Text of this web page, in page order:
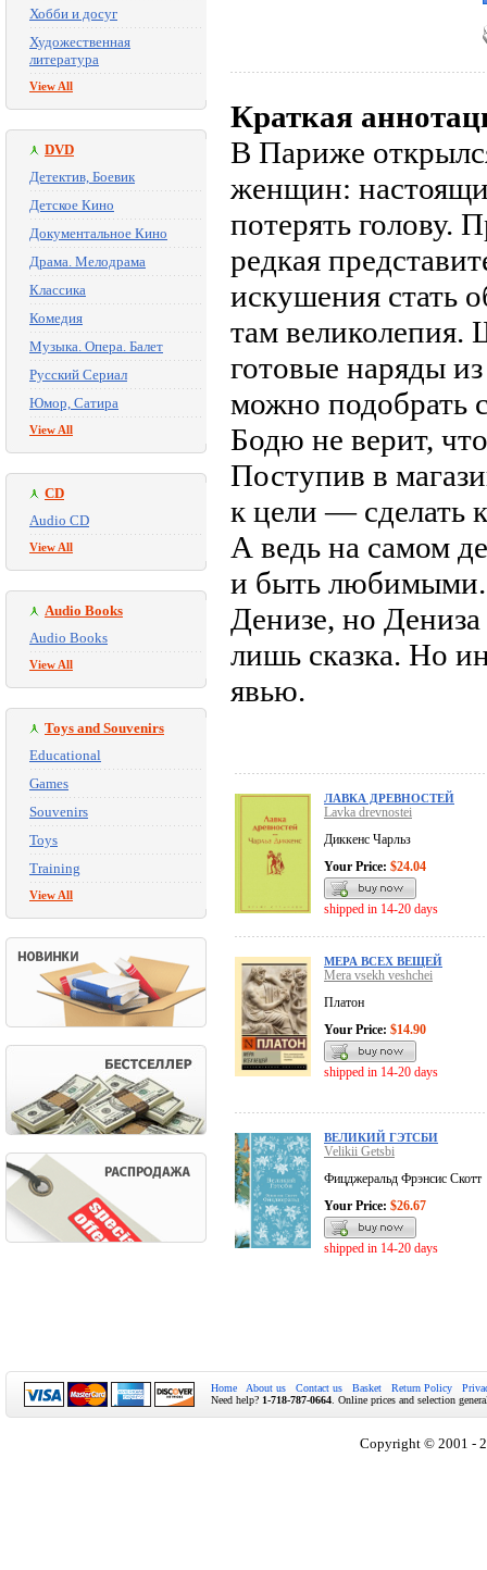
Хобби и досуг
Художественная
литература
View All
DVD
Детектив, Боевик
Детское Кино
Документальное Кино
Драма. Мелодрама
Классика
Комедия
Музыка. Опера. Балет
Русский Сериал
Юмор, Сатира
View All
CD
Audio CD
View All
Audio Books
Audio Books
View All
Toys and Souvenirs
Educational
Games
Souvenirs
Toys
Training
View All
Краткая
В Париже
женщин:
потерять голову.
редкая
искушения стать
там великолепия.
готовые наряды
можно подобрать
Бодю не верит,
Поступив в
к цели — сделать
А ведь на самом
и быть любимыми.
Денизе, но
лишь сказка. Но
явью.
ЛАВКА ДРЕВНОСТЕЙ
Lavka drevnostei
Диккенс Чарльз
Your Price: $24.04
shipped in 14-20 days
МЕРА ВСЕХ ВЕЩЕЙ
Mera vsekh veshchei
Платон
Your Price: $14.90
shipped in 14-20 days
ВЕЛИКИЙ ГЭТСБИ
Velikii Getsbi
Фицджеральд Фрэнсис Скотт
Your Price: $26.67
shipped in 14-20 days
Home About us Contact us Basket Return Policy
Need help? 1-718-787-0664 . Online prices and selection
Copyright © 2001 -